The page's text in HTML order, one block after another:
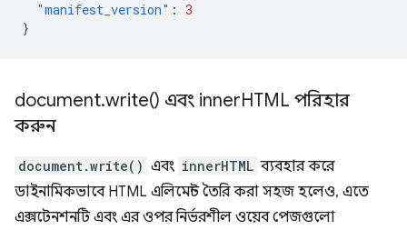
"manifest_version" : 3
}
document.write() এবং innerHTML পরিহার
করুন
document.write() এবং innerHTML ব্যবহার করে
ডাইনামিকভাবে HTML এলিমেন্ট তৈরি করা সহজ হলেও, এতে
এক্সটেনশনটি এবং এর ওপর নির্ভরশীল ওয়েব পেজগুলো